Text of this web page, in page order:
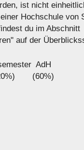
ist nicht
Hochschule von
du im Abschnitt
auf der
AdH
(60%)